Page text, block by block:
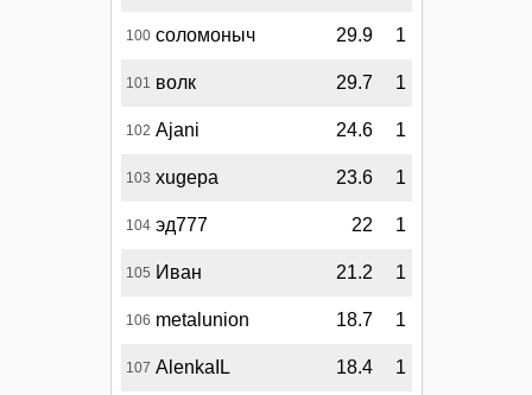
100 соломоныч 29.9 1
101 волк 29.7 1
102 Ajani 24.6 1
103 xugepa 23.6 1
104 эд777 22 1
105 Иван 21.2 1
106 metalunion 18.7 1
107 AlenkaIL 18.4 1